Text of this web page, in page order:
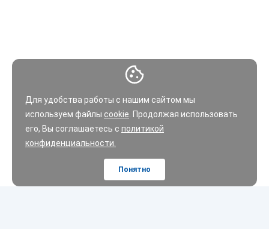
Для удобства работы с нашим сайтом мы
используем файлы cookie . Продолжая использовать
его, Вы соглашаетесь с политикой
конфиденциальности.
Понятно